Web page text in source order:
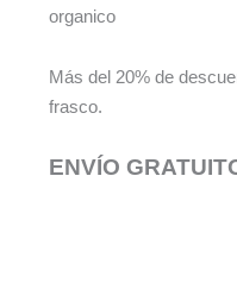
organico
Más del 20% de
frasco.
ENVÍO